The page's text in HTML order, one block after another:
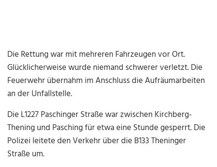
Die Rettung war mit mehreren Fahrzeugen vor Ort.
Glücklicherweise wurde niemand schwerer verletzt. Die
Feuerwehr übernahm im Anschluss die Aufräumarbeiten
an der Unfallstelle.
Die L1227 Paschinger Straße war zwischen Kirchberg-
Thening und Pasching für etwa eine Stunde gesperrt. Die
Polizei leitete den Verkehr über die B133 Theninger
Straße um.